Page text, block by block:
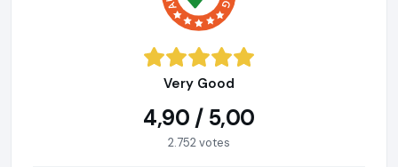
Very Good
4,90 / 5,00
2.752 votes